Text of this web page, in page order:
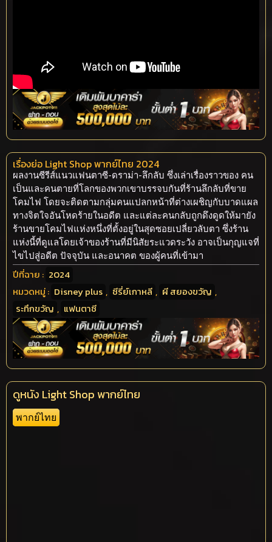
เรื่องย่อ Light Shop พากย์ไทย 2024
ผลงานซีรีส์แนวแฟนตาซี-ดราม่า-ลึกลับ ซึ่งเล่าเรื่องราวของ คน
เป็นและคนตายที่โลกของพวกเขาบรรจบกันที่ร้านลึกลับที่ขาย
โคมไฟ โดยจะติดตามกลุ่มคนแปลกหน้าที่ต่างเผชิญกับบาดแผล
ทางจิตใจอันโหดร้ายในอดีต และแต่ละคนกลับถูกดึงดูดให้มายัง
ร้านขายโคมไฟแห่งหนึ่งที่ตั้งอยู่ในสุดซอยเปลี่ยวลับตา ซึ่งร้าน
แห่งนี้ที่ดูแลโดยเจ้าของร้านที่มีนิสัยระแวดระวัง อาจเป็นกุญแจที่
ไขไปสู่อดีต ปัจจุบัน และอนาคต ของผู้คนที่เข้ามา
ปีที่ฉาย : 2024
หมวดหมู่ : Disney plus , ซีรี่ย์เกาหลี , ผี สยองขวัญ ,
ระทึกขวัญ , แฟนตาซี
ดูหนัง Light Shop พากย์ไทย
พากย์ไทย